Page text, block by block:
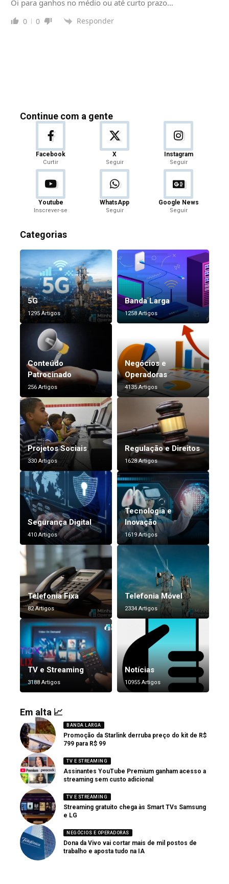
Oi para ganhos no médio ou até curto prazo…
0 0 Responder
Continue com a gente
Facebook
Curtir
X
Seguir
Instagram
Seguir
Youtube
Inscrever-se
WhatsApp
Seguir
Google News
Seguir
Categorias
5G
1295 Artigos
Banda Larga
1258 Artigos
Conteúdo
Patrocinado
256 Artigos
Negócios e
Operadoras
4135 Artigos
Projetos Sociais
330 Artigos
Regulação e Direitos
1628 Artigos
Segurança Digital
410 Artigos
Tecnologia e
Inovação
1619 Artigos
Telefonia Fixa
82 Artigos
Telefonia Móvel
2334 Artigos
TV e Streaming
3188 Artigos
Notícias
10955 Artigos
Em alta 📈
BANDA LARGA
Promoção da Starlink derruba preço do kit de R$
799 para R$ 99
TV E STREAMING
Assinantes YouTube Premium ganham acesso a
streaming sem custo adicional
TV E STREAMING
Streaming gratuito chega às Smart TVs Samsung
e LG
NEGÓCIOS E OPERADORAS
Dona da Vivo vai cortar mais de mil postos de
trabalho e aposta tudo na IA